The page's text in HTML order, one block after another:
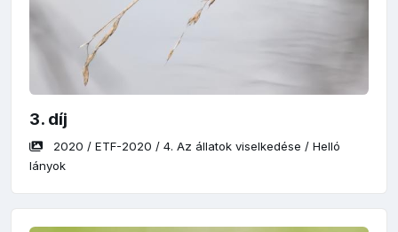
3. díj
2020 / ETF-2020 / 4. Az állatok viselkedése / Helló
lányok